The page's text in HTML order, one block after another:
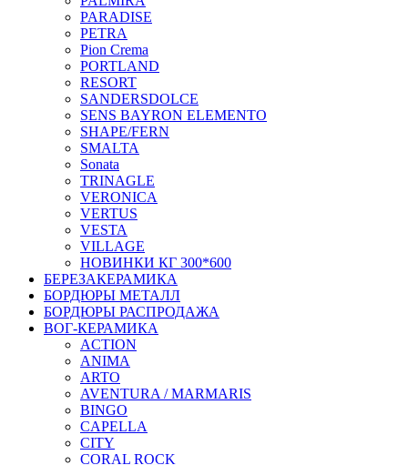
PARADISE
PETRA
Pion Crema
PORTLAND
RESORT
SANDERSDOLCE
SENS BAYRON ELEMENTO
SHAPE/FERN
SMALTA
Sonata
TRINAGLE
VERONICA
VERTUS
VESTA
VILLAGE
НОВИНКИ КГ 300*600
БЕРЕЗАКЕРАМИКА
БОРДЮРЫ МЕТАЛЛ
БОРДЮРЫ РАСПРОДАЖА
ВОГ-КЕРАМИКА
ACTION
ANIMA
ARTO
AVENTURA / MARMARIS
BINGO
CAPELLA
CITY
CORAL ROCK